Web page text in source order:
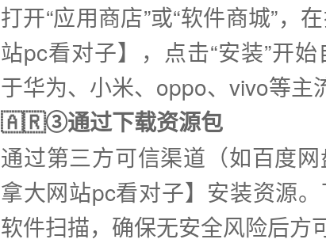
打开“应用商店”或“软件商城”，
站pc看对子】，点击“安装”开
于华为、小米、oppo、vivo等主
🇦🇷③通过下载资源包
通过第三方可信渠道（如百度
拿大网站pc看对子】安装资源
软件扫描，确保无安全风险后方